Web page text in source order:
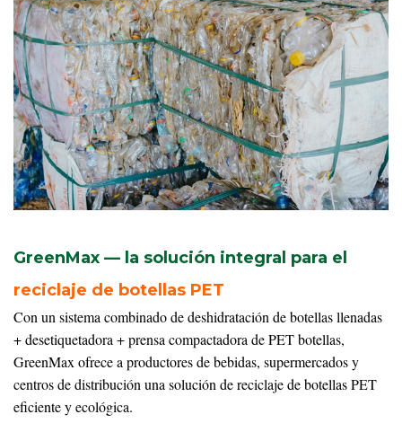
GreenMax — la solución integral para el
reciclaje de botellas PET
Con un sistema combinado de deshidratación de botellas llenadas
+ desetiquetadora + prensa compactadora de PET botellas,
GreenMax ofrece a productores de bebidas, supermercados y
centros de distribución una solución de reciclaje de botellas PET
eficiente y ecológica.